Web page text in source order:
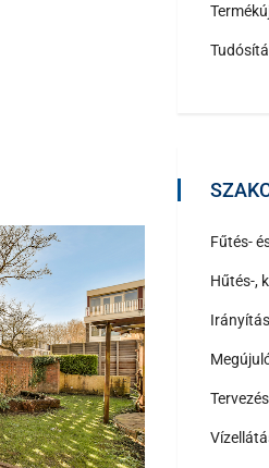
Fűtés-
Hűtés-,
Tervezés